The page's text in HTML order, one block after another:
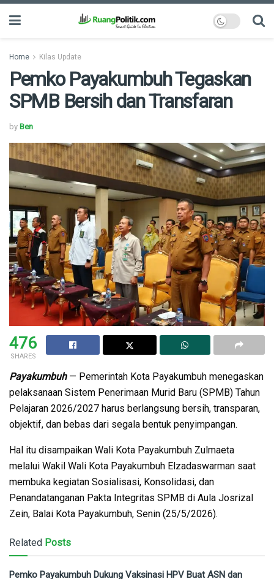
Home Kilas Update
Pemko Payakumbuh Tegaskan
SPMB Bersih dan Transfaran
by Ben
476
SHARES
Payakumbuh— Pemerintah Kota Payakumbuh menegaskan
pelaksanaan Sistem Penerimaan Murid Baru (SPMB) Tahun
Pelajaran 2026/2027 harus berlangsung bersih, transparan,
objektif, dan bebas dari segala bentuk penyimpangan.
Hal itu disampaikan Wali Kota Payakumbuh Zulmaeta
melalui Wakil Wali Kota Payakumbuh Elzadaswarman saat
membuka kegiatan Sosialisasi, Konsolidasi, dan
Penandatanganan Pakta Integritas SPMB di Aula Josrizal
Zein, Balai Kota Payakumbuh, Senin (25/5/2026).
Related Posts
Pemko Payakumbuh Dukung Vaksinasi HPV Buat ASN dan